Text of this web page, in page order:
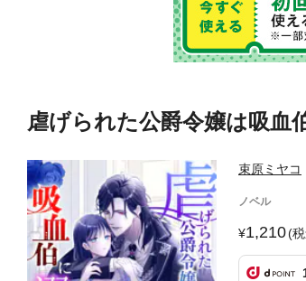
虐げられた公爵令嬢は吸血
束原ミヤコ
ノベル
1,210(